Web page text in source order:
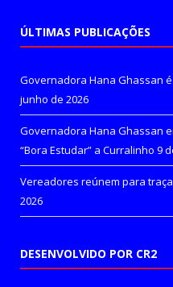
ÚLTIMAS PUBLICAÇÕES
Governadora Hana Ghassan
junho de 2026
Governadora Hana Ghassan
“Bora Estudar” a Curralinho 9
Vereadores reúnem para
2026
DESENVOLVIDO POR CR2